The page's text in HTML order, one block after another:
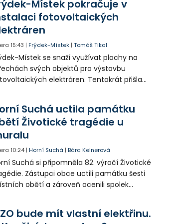
někteří obyvatelé rozhodli sepsat petici.
Místek pokračuje v
fotovoltaických
15:43 |Frýdek-Místek |Tomáš Tikal
Místek se snaží využívat plochy na
svých objektů pro výstavbu
elektráren. Tentokrát přišla
Suchá uctila památku
Životické tragédie u
10:24 |Horní Suchá |Bára Kelnerová
Suchá si připomněla 82. výročí Životické
Zástupci obce uctili památku šesti
obětí a zároveň ocenili spolek
bude mít vlastní elektřinu.